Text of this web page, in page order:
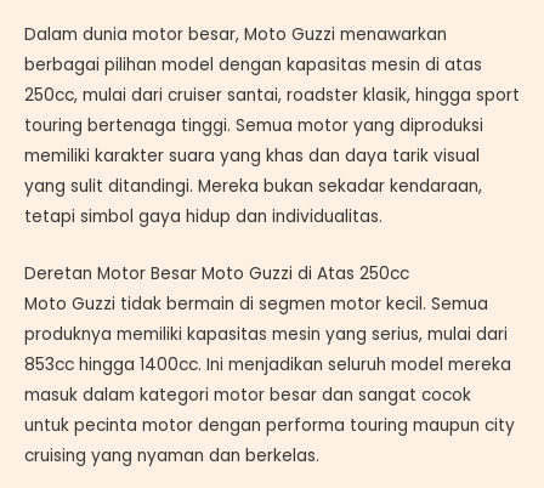
Dalam dunia motor besar, Moto Guzzi menawarkan
berbagai pilihan model dengan kapasitas mesin di atas
250cc, mulai dari cruiser santai, roadster klasik, hingga sport
touring bertenaga tinggi. Semua motor yang diproduksi
memiliki karakter suara yang khas dan daya tarik visual
yang sulit ditandingi. Mereka bukan sekadar kendaraan,
tetapi simbol gaya hidup dan individualitas.
Deretan Motor Besar Moto Guzzi di Atas 250cc
Moto Guzzi tidak bermain di segmen motor kecil. Semua
produknya memiliki kapasitas mesin yang serius, mulai dari
853cc hingga 1400cc. Ini menjadikan seluruh model mereka
masuk dalam kategori motor besar dan sangat cocok
untuk pecinta motor dengan performa touring maupun city
cruising yang nyaman dan berkelas.